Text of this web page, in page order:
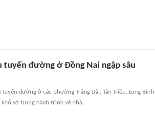
đường ở Đồng Nai ngập sâu
đường ở các phường Trảng Dài, Tân Triều, Long Bình
sở trong hành trình về nhà.